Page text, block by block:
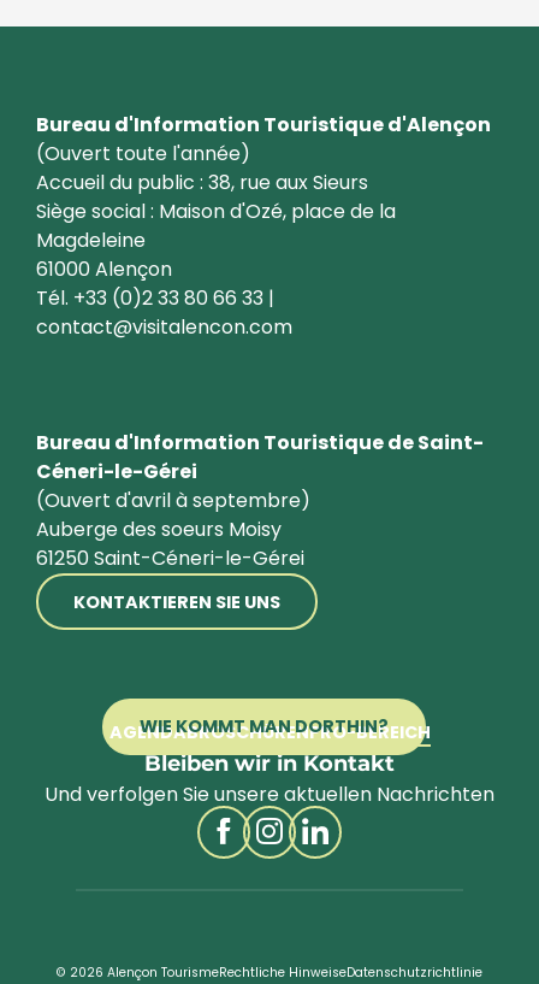
Bureau d'Information Touristique d'Alençon
(Ouvert toute l'année)
Accueil du public : 38, rue aux Sieurs
Siège social : Maison d'Ozé, place de la
Magdeleine
61000 Alençon
Tél. +33 (0)2 33 80 66 33 |
contact@visitalencon.com
Bureau d'Information Touristique de Saint-
Céneri-le-Gérei
(Ouvert d'avril à septembre)
Auberge des soeurs Moisy
61250 Saint-Céneri-le-Gérei
KONTAKTIEREN SIE UNS
WIE KOMMT MAN DORTHIN?
AGENDABROSCHÜRENPRO-BEREICH
Bleiben wir in Kontakt
Und verfolgen Sie unsere aktuellen Nachrichten
© 2026 Alençon TourismeRechtliche HinweiseDatenschutzrichtlinie